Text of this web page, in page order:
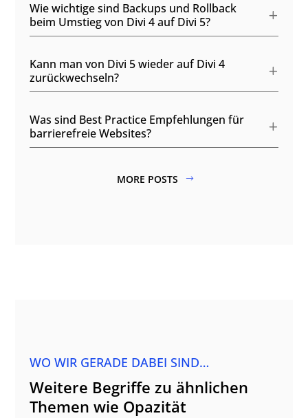
Wie wichtige sind Backups und Rollback
beim Umstieg von Divi 4 auf Divi 5?
Kann man von Divi 5 wieder auf Divi 4
zurückwechseln?
Was sind Best Practice Empfehlungen für
barrierefreie Websites?
MORE POSTS
WO WIR GERADE DABEI SIND…
Weitere Begriffe zu ähnlichen
Themen wie Opazität